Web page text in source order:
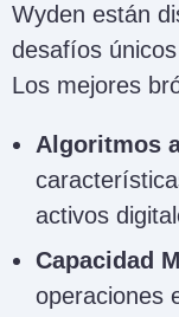
Wyden están
desafíos
Los mejores
Algoritmos
activos
Capacidad
operaciones